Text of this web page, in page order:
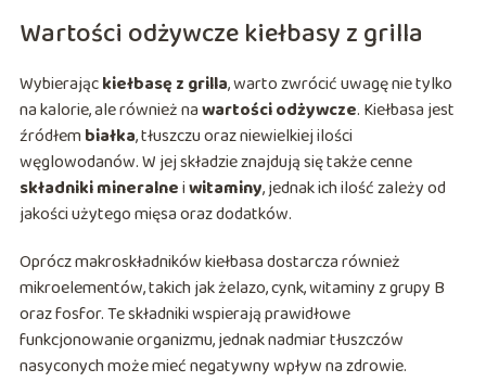
Wartości odżywcze kiełbasy z grilla
Wybierająckiełbasę z grilla, warto zwrócić uwagę nie tylko
na kalorie, ale również nawartości odżywcze. Kiełbasa jest
źródłembiałka, tłuszczu oraz niewielkiej ilości
węglowodanów. W jej składzie znajdują się także cenne
składniki mineralneiwitaminy, jednak ich ilość zależy od
jakości użytego mięsa oraz dodatków.
Oprócz makroskładników kiełbasa dostarcza również
mikroelementów, takich jak żelazo, cynk, witaminy z grupy B
oraz fosfor. Te składniki wspierają prawidłowe
funkcjonowanie organizmu, jednak nadmiar tłuszczów
nasyconych może mieć negatywny wpływ na zdrowie.